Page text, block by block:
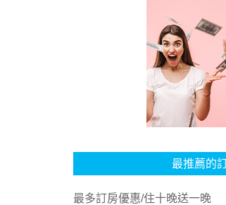
最推薦的
最多訂房優惠/住十晚送一晚